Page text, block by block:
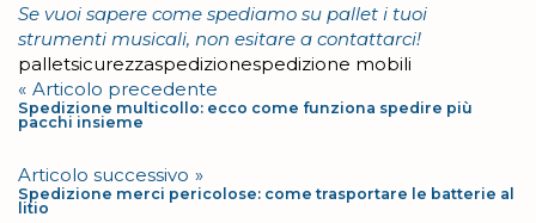
Se vuoi sapere come spediamo su pallet i tuoi
strumenti musicali, non esitare a contattarci!
Tag
palletsicurezzaspedizionespedizione mobili
Navigazione
articoli
Articolo precedente
Spedizione multicollo: ecco come funziona spedire più
pacchi insieme
Articolo successivo
Spedizione merci pericolose: come trasportare le batterie al
litio